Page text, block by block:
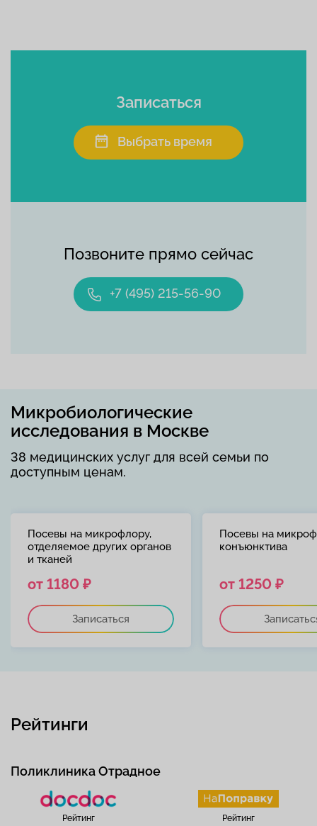
Позвоните прямо сейчас
+7 (495) 215-56-90
Записаться
Выбрать время
Микробиологические
исследования в Москве
38 медицинских услуг для всей семьи по
доступным ценам.
Посевы на микрофлору,
отделяемое других органов
и тканей
от 1180 ₽
Записаться
Посевы на
конъюнктива
от 1250 ₽
Рейтинги
Поликлиника Отрадное
Рейтинг Рейтинг